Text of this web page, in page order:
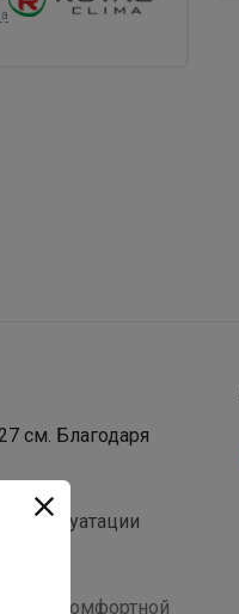
см. Благодаря
эксплуатации
до комфортной